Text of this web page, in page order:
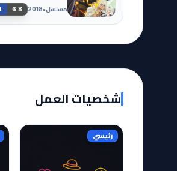
مسلسل•
2018
6.8
شخصيات العمل
رئيسي